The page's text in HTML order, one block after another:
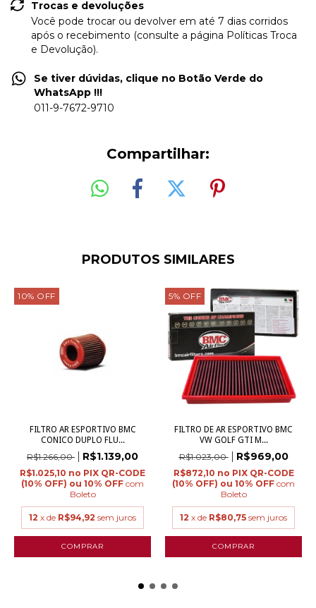
Trocas e devoluções
Você pode trocar ou devolver em até 7 dias corridos
após o recebimento (consulte a página Políticas Troca
e Devolução).
Se tiver dúvidas, clique no Botão Verde do
WhatsApp !!!
011-9-7672-9710
Compartilhar:
PRODUTOS SIMILARES
10% OFF
FILTRO AR ESPORTIVO BMC
CONICO DUPLO FLU...
R$1.266,00 R$1.139,00
R$1.025,10
com
Boleto
12 x de R$94,92 sem juros
5% OFF
FILTRO DE AR ESPORTIVO BMC
VW GOLF GTI M...
R$1.023,00 R$969,00
R$872,10
com
Boleto
12 x de R$80,75 sem juros